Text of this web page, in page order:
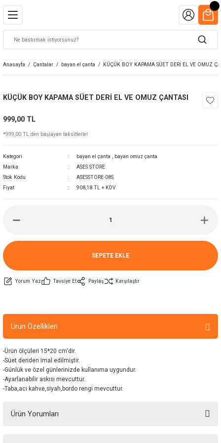
Anasayfa Çantalar bayan el çanta KÜÇÜK BOY KAPAMA SÜET DERİ EL VE OMUZ
KÜÇÜK BOY KAPAMA SÜET DERİ EL VE OMUZ ÇANTASI
999,00 TL
*999,00 TL den başlayan taksitlerle!
Kategori bayan el çanta
bayan omuz çanta
Marka
ASES STORE
Stok Kodu
ASESSTORE-085
Fiyat
908,18 TL + KDV
SEPETE EKLE
Yorum Yaz Tavsiye Et Paylaş Karşılaştır
Ürün Özellikleri
-Ürün ölçüleri 15*20 cm'dir.
-Süet deriden imal edilmiştir.
-Günlük ve özel günlerinizde kullanıma uygundur.
-Ayarlanabilir askısı mevcuttur.
-Taba,acı kahve,siyah,bordo rengi mevcuttur.
Ürün Yorumları